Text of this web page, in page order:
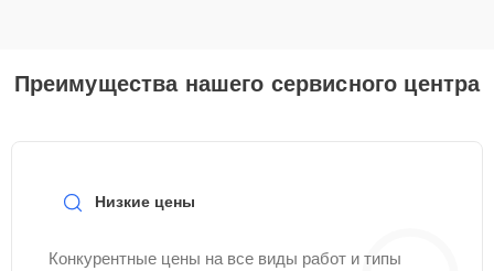
Преимущества нашего сервисного центра
Низкие цены
Конкурентные цены на все виды работ и типы